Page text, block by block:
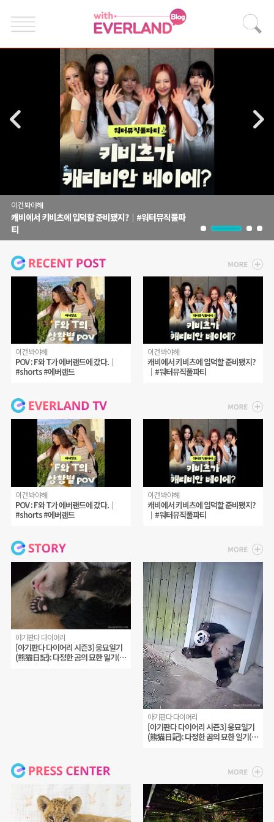
이건 봐야해
캐비에서 키비츠에 입덕할 준비됐지?｜#워터뮤직풀파
티
이건 봐야해
POV : F와 T가 에버랜드에 갔다.｜
#shorts #에버랜드
이건 봐야해
캐비에서 키비츠에 입덕할 준비됐지?
｜#워터뮤직풀파티
이건 봐야해
POV : F와 T가 에버랜드에 갔다.｜
#shorts #에버랜드
이건 봐야해
캐비에서 키비츠에 입덕할 준비됐지?
｜#워터뮤직풀파티
아기판다 다이어리
[아기판다 다이어리 시즌3] 웅묘일기
(熊猫日記): 다정한 곰의 묘한 일기(妙
아기판다 다이어리
[아기판다 다이어리 시즌3] 웅묘일기
(熊猫日記): 다정한 곰의 묘한 일기(妙